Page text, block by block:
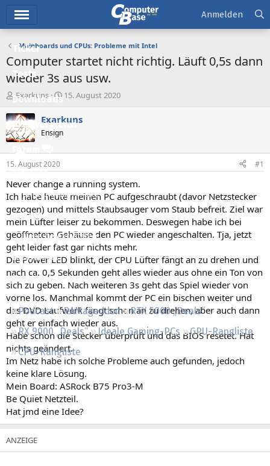
Ticker
Tests
Downloads
Preisvergleich
Forum
Aktuelles
Empfohlene Inhalte
Neue Beiträge
Neueste Aktivitäten
Leserartikel
Regeln
Podcast RAMageddon
RTX 5000 „Deals“
RX 9000 „Deals“
Ideale Gaming-PCs
GPU-Rangliste
CPU-Rangliste
Anmelden
Mainboards und CPUs: Probleme mit Intel
Computer startet nicht richtig. Läuft 0,5s dann
wieder 3s aus usw.
E
r
s
t
e
e
r
Exarkuns
E
s
t
a
15. August 2020
Exarkuns
Ensign
15. August 2020 #1
Never change a running system.
Ich habe heute meinen PC aufgeschraubt (davor Netzstecker
gezogen) und mittels Staubsauger vom Staub befreit. Ziel war
mein Lüfter leiser zu bekommen. Deswegen habe ich bei
geöffnetem Gehäuse den PC wieder angeschalten. Tja, jetzt
geht leider fast gar nichts mehr.
Die Power LED blinkt, der CPU Lüfter fängt an zu drehen und
nach ca. 0,5 Sekunden geht alles wieder aus ohne ein Ton von
sich zu geben. Nach weiteren 3s geht das Spiel wieder von
vorne los. Manchmal kommt der PC ein bischen weiter und
das DVD Laufwerk fängt schon an zu drehen, aber auch dann
geht er einfach wieder aus.
Habe schon die Stecker überprüft und das BIOS resetet. Hat
nichts geändert.
Im Netz habe ich solche Probleme auch gefunden, jedoch
keine klare Lösung.
Mein Board: ASRock B75 Pro3-M
Be Quiet Netzteil.
Hat jmd eine Idee?